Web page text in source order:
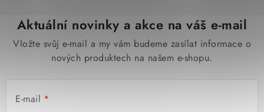
Aktuální novinky a akce na váš e-mail
Vložte svůj e-mail a my vám budeme zasílat informace o
nových produktech na našem e-shopu.
E-mail